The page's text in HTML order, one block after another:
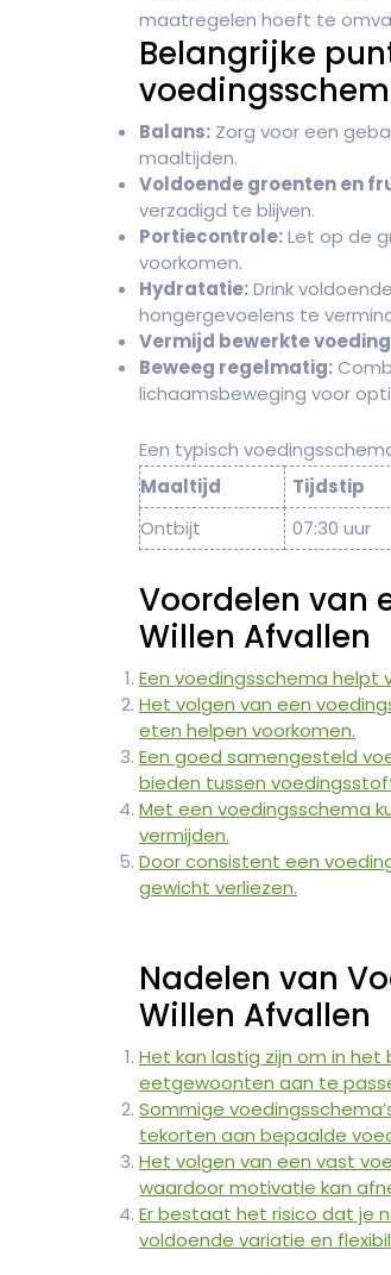
maatregelen hoeft te
Belangrijke
Balans: Zorg voor een
maaltijden.
Voldoende groenten en
verzadigd te blijven.
Portiecontrole:Let op de
voorkomen.
Hydratatie:Drink
hongergevoelens te
Vermijd bewerkte
Beweeg regelmatig:
lichaamsbeweging voor
Een typisch
Maaltijd
Tijdstip
Ontbijt
07:30 uur
Voordelen van
Willen Afvallen
Een voedingsschema helpt
Het volgen van een
eten helpen voorkomen.
Een goed samengesteld
bieden tussen
Met een voedingsschema
vermijden.
Door consistent een
gewicht verliezen.
Nadelen van
Willen Afvallen
Het kan lastig zijn om in
eetgewoonten aan te
Sommige
tekorten aan bepaalde
Het volgen van een vast
waardoor motivatie kan
Er bestaat het risico dat je
voldoende variatie en